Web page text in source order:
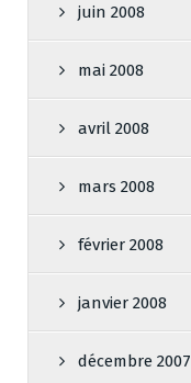
juin 2008
mai 2008
avril 2008
mars 2008
février 2008
janvier 2008
décembre 2007